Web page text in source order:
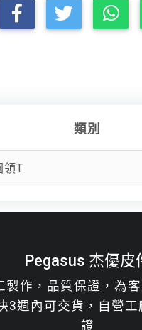
類別
領T
Pegasus 杰優皮
製作，品質保證，為
3週內可交貨，自營
證